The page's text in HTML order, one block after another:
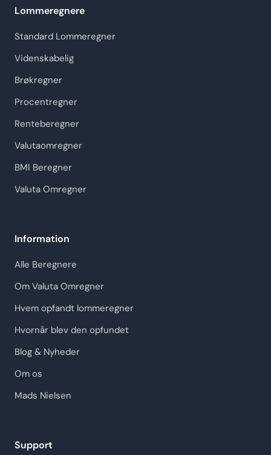
Lommeregnere
Standard Lommeregner
Videnskabelig
Brøkregner
Procentregner
Renteberegner
Valutaomregner
BMI Beregner
Valuta Omregner
Information
Alle Beregnere
Om Valuta Omregner
Hvem opfandt lommeregner
Hvornår blev den opfundet
Blog & Nyheder
Om os
Mads Nielsen
Support